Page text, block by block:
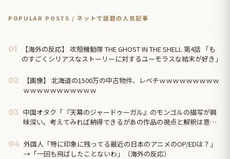
POPULAR POSTS / ネットで話題の人気記事
01
【海外の反応】 攻殻機動隊 THE GHOST IN THE SHELL 第4話 「も
のすごくシリアスなストーリーに対するユーモラスな結末が好き」
02
【画像】 北海道の1500万の中古物件、レベチｗｗｗｗｗｗｗｗｗ
ｗｗｗｗｗｗｗｗｗｗｗ
03 中国オタク「『天幕のジャードゥーガル』のモンゴルの描写が興
味深い。考えてみれば納得できるがあの作品の視点と解釈は意外
04 外国人「特に印象に残ってる最近の日本のアニメのOP/EDは？」
→「一回も飛ばしたことないわ」（海外の反応）